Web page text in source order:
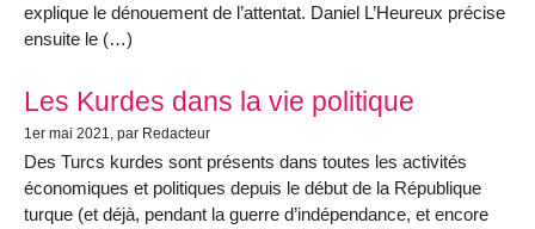
explique le dénouement de l’attentat. Daniel L’Heureux précise
ensuite le (…)
Les Kurdes dans la vie politique
1er mai 2021, par Redacteur
Des Turcs kurdes sont présents dans toutes les activités
économiques et politiques depuis le début de la République
turque (et déjà, pendant la guerre d’indépendance, et encore